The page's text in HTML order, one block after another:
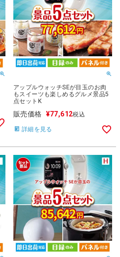
アップルウォッチSEが目玉のお肉
もスイーツも楽しめるグルメ景品5
点セットK
販売価格 ¥77,612税込
詳細を見る